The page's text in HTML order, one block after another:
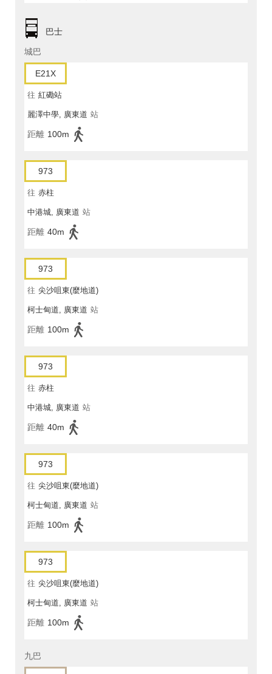
巴士
城巴
E21X
往 紅磡站
麗澤中學, 廣東道 站
距離 100m
973
往 赤柱
中港城, 廣東道 站
距離 40m
973
往 尖沙咀東(麼地道)
柯士甸道, 廣東道 站
距離 100m
973
往 赤柱
中港城, 廣東道 站
距離 40m
973
往 尖沙咀東(麼地道)
柯士甸道, 廣東道 站
距離 100m
973
往 尖沙咀東(麼地道)
柯士甸道, 廣東道 站
距離 100m
九巴